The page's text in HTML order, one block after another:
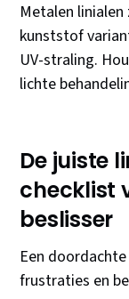
Metalen
kunststof
UV-straling.
lichte
De juiste
checklist
beslisser
Een
frustraties en